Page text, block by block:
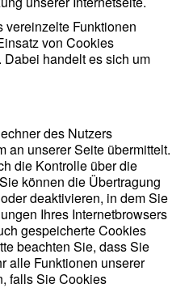
vereinzelte Funktionen
von Cookies
handelt es sich um
des Nutzers
an unserer Seite übermittelt.
die Kontrolle über die
können die Übertragung
deaktivieren, in dem Sie
Ihres Internetbrowsers
gespeicherte Cookies
beachten Sie, dass Sie
alle Funktionen unserer
falls Sie Cookies